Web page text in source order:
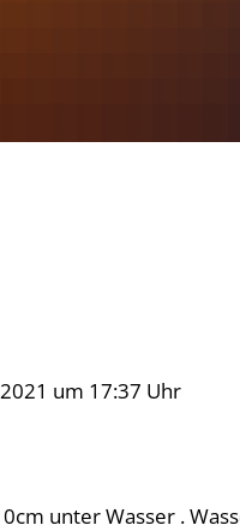
um 17:37 Uhr
unter Wasser .